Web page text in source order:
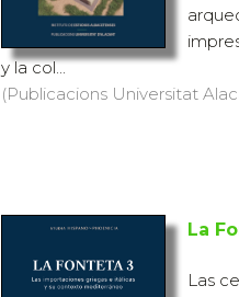
y la col...
(Publicacions Universitat
La
Las